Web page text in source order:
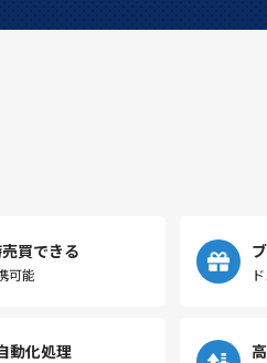
買できる
可能
動化処理